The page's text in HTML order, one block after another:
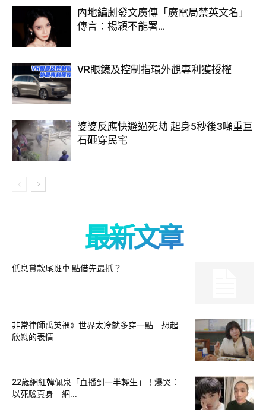
內地編劇發文廣傳「廣電局禁英文名」
傳言：楊穎不能署...
VR眼鏡及控制指環外觀專利獲授權
婆婆反應快避過死劫 起身5秒後3噸重巨
石砸穿民宅
最新文章
低息貸款尾班車 點借先最抵？
非常律師禹英禑》世界太冷就多穿一點 想起
欣慰的表情
22歲網紅韓佩泉「直播到一半輕生」！爆哭：
以死驗真身 網...